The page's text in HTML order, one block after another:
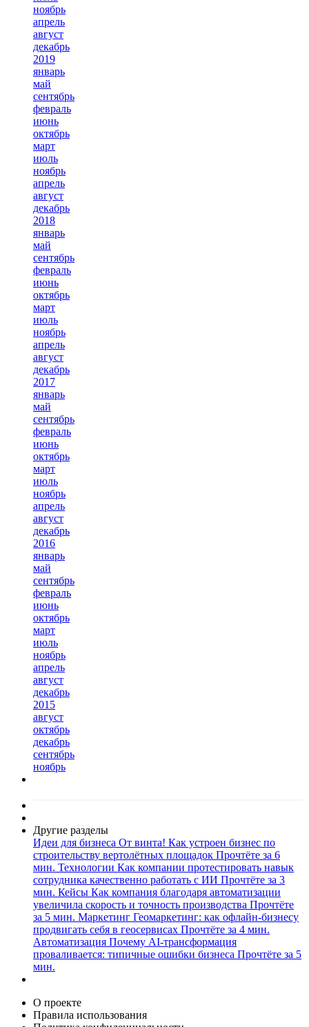
ноябрь
апрель
август
декабрь
2019
январь
май
сентябрь
февраль
июнь
октябрь
март
июль
ноябрь
апрель
август
декабрь
2018
январь
май
сентябрь
февраль
июнь
октябрь
март
июль
ноябрь
апрель
август
декабрь
2017
январь
май
сентябрь
февраль
июнь
октябрь
март
июль
ноябрь
апрель
август
декабрь
2016
январь
май
сентябрь
февраль
июнь
октябрь
март
июль
ноябрь
апрель
август
декабрь
2015
август
октябрь
декабрь
сентябрь
ноябрь
Другие разделы
Идеи для бизнеса От винта! Как устроен бизнес по
строительству вертолётных площадок Прочтёте за 6
мин. Технологии Как компании протестировать навык
сотрудника качественно работать с ИИ Прочтёте за 3
мин. Кейсы Как компания благодаря автоматизации
увеличила скорость и точность производства Прочтёте
за 5 мин. Маркетинг Геомаркетинг: как офлайн-бизнесу
продвигать себя в геосервисах Прочтёте за 4 мин.
Автоматизация Почему AI-трансформация
проваливается: типичные ошибки бизнеса Прочтёте за 5
мин.
О проекте
Правила использования